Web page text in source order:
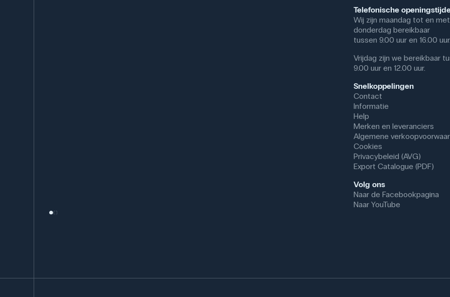
CAS NR: 5996-10-1
Molmasse: 198.17 g/mol
Formel: C₆H₁₂O₆ · H₂O
Telefonische
Wij zijn maandag tot en met
donderdag bereikbaar
tussen 9.00 uur en 16.00 uur.
Vrijdag zijn we bereikbaar
9.00 uur en 12.00 uur.
Snelkoppelingen
Contact
Informatie
Help
Merken en leveranciers
Algemene
Cookies
Privacybeleid (AVG)
Export Catalogue (PDF)
Volg ons
Naar de Facebookpagina
Naar YouTube